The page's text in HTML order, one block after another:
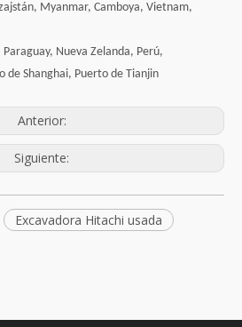
Myanmar, Camboya, Vietnam,
Nueva Zelanda, Perú,
de Shanghai, Puerto de Tianjin
Anterior:
Siguiente:
Excavadora Hitachi usada